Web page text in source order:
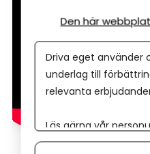
Den här
Driva eget använder
underlag till
relevanta
Läs gärna vår
Om du vill ändra ditt